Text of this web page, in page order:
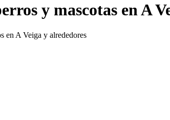
y mascotas en A
en A Veiga y alrededores